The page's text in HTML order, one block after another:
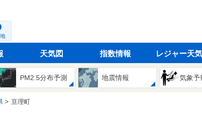
天気図 指数情報 レジャー天気
PM2.5分布予測 地震情報 気象予
亘理町